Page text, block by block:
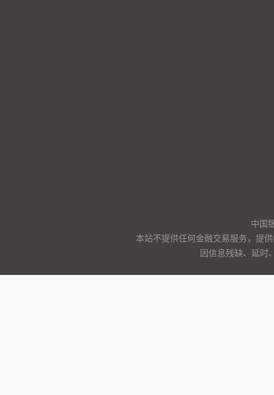
中国
本站不提供任何金融交易服务，提
因信息残缺、延时